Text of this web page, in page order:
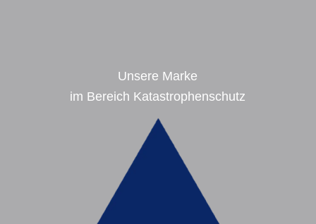
Unsere Marke
im Bereich Katastrophenschutz